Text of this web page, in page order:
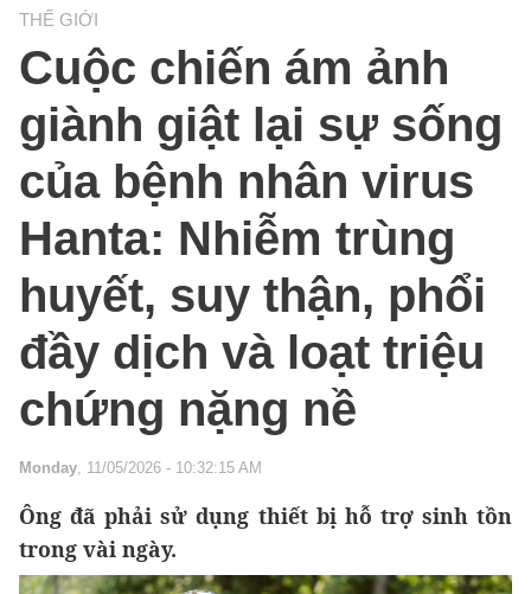
THẾ GIỚI
Cuộc chiến ám ảnh
giành giật lại sự sống
của bệnh nhân virus
Hanta: Nhiễm trùng
huyết, suy thận, phổi
đầy dịch và loạt triệu
chứng nặng nề
Monday, 11/05/2026 - 10:32:15 AM
Ông đã phải sử dụng thiết bị hỗ trợ sinh tồn
trong vài ngày.